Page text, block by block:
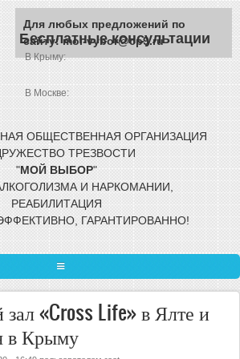
ОБЩЕСТВЕННАЯ ОРГАНИЗАЦИЯ
ТРЕЗВОСТИ
"МОЙ ВЫБОР"
И НАРКОМАНИИ,
РЕАБИЛИТАЦИЯ
ГАРАНТИРОВАННО!
Бесплатные консультации
В Крыму:
В Москве:
«Cross Life» в Ялте и
в Крыму
Для любых предложений по
сайту: moi-vybor@cp9.ru